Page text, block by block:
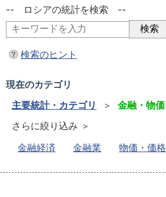
-- ロシアの統計を検索 --
検索のヒント
現在のカテゴリ
主要統計・カテゴリ
＞ 金融・物価
さらに絞り込み ＞
金融経済
金融業 物価・価格